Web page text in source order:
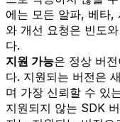
에는 모든 알파, 베타,
와 개선 요청은 빈도
다.
지원 가능은 정상 버
다. 지원되는 버전은
며 가장 신뢰할 수 있
지원되지 않는 SDK